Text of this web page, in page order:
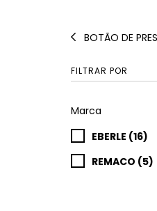
BOTÃO DE
FILTRAR POR
Marca
EBERLE (16)
REMACO (5)